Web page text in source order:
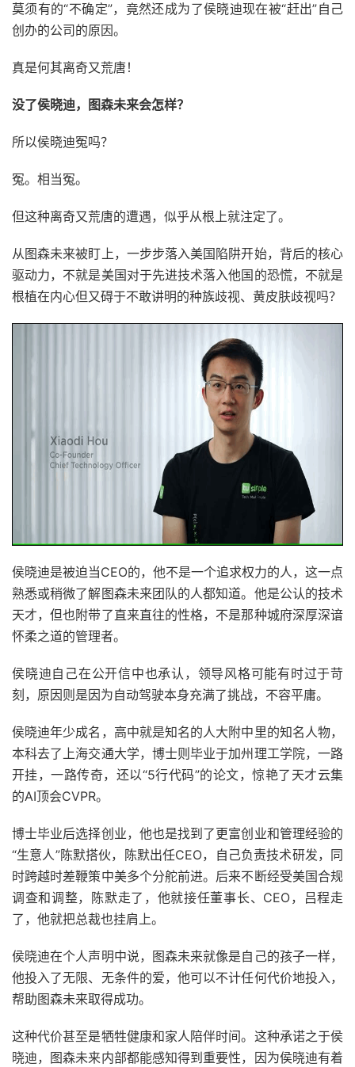
莫须有的“不确定”，竟然还成为了侯晓迪现在被“赶出”自己
创办的公司的原因。
真是何其离奇又荒唐！
没了侯晓迪，图森未来会怎样？
所以侯晓迪冤吗？
冤。相当冤。
但这种离奇又荒唐的遭遇，似乎从根上就注定了。
从图森未来被盯上，一步步落入美国陷阱开始，背后的核心
驱动力，不就是美国对于先进技术落入他国的恐慌，不就是
根植在内心但又碍于不敢讲明的种族歧视、黄皮肤歧视吗？
侯晓迪是被迫当CEO的，他不是一个追求权力的人，这一点
熟悉或稍微了解图森未来团队的人都知道。他是公认的技术
天才，但也附带了直来直往的性格，不是那种城府深厚深谙
怀柔之道的管理者。
侯晓迪自己在公开信中也承认，领导风格可能有时过于苛
刻，原因则是因为自动驾驶本身充满了挑战，不容平庸。
侯晓迪年少成名，高中就是知名的人大附中里的知名人物，
本科去了上海交通大学，博士则毕业于加州理工学院，一路
开挂，一路传奇，还以“5行代码”的论文，惊艳了天才云集
的AI顶会CVPR。
博士毕业后选择创业，他也是找到了更富创业和管理经验的
“生意人”陈默搭伙，陈默出任CEO，自己负责技术研发，同
时跨越时差鞭策中美多个分舵前进。后来不断经受美国合规
调查和调整，陈默走了，他就接任董事长、CEO，吕程走
了，他就把总裁也挂肩上。
侯晓迪在个人声明中说，图森未来就像是自己的孩子一样，
他投入了无限、无条件的爱，他可以不计任何代价地投入，
帮助图森未来取得成功。
这种代价甚至是牺牲健康和家人陪伴时间。这种承诺之于侯
晓迪，图森未来内部都能感知得到重要性，因为侯晓迪有着